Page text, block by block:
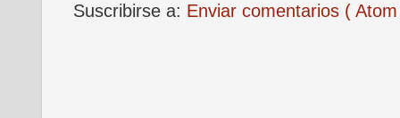
Suscribirse a: Enviar comentarios (